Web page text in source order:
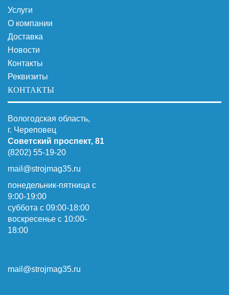
Услуги
О компании
Доставка
Новости
Контакты
Реквизиты
КОНТАКТЫ
Вологодская область,
г. Череповец
Советский проспект, 81
(8202) 55-19-20
mail@strojmag35.ru
понедельник-пятница с
9:00-19:00
суббота c 09:00-18:00
воскресенье с 10:00-
18:00
mail@strojmag35.ru